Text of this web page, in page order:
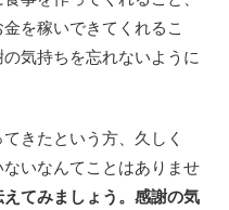
を稼いできてくれるこ
気持ちを忘れないように
きたという方、久しく
ないなんてことはありませ
てみましょう。感謝の気